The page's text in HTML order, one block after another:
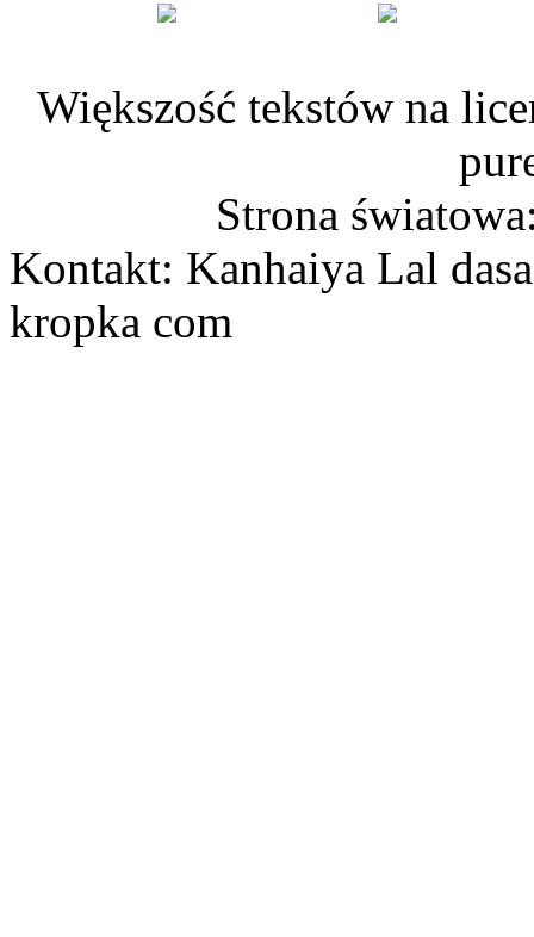
Większość tekstów na
Strona
Kontakt: Kanhaiya Lal
kropka com